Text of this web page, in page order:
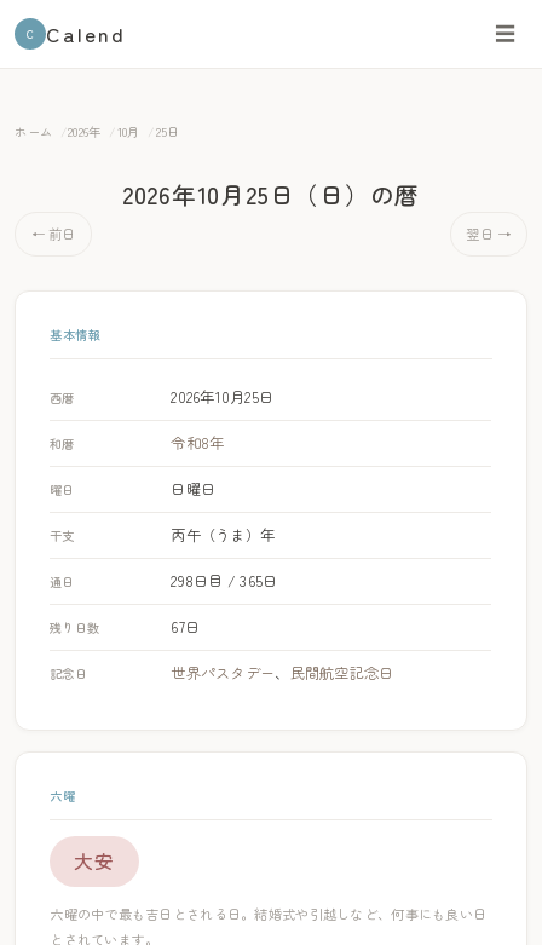
C Calend ☰
ホーム 2026年 10月 25日
← 前日
2026年10月25日（日） の暦
翌日 →
基本情報
西暦 2026年10月25日
和暦 令和8年
曜日 日曜日
干支 丙午（うま）年
通日 298日目 / 365日
残り日数 67日
記念日 世界パスタデー、 民間航空記念日
六曜
大安
六曜の中で最も吉日とされる日。結婚式や引越しなど、何事にも良い日
とされています。